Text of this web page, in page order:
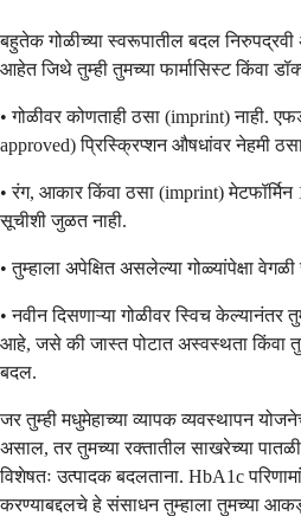
बहुतेक गोळीच्या स्वरूपातील बदल निरुपद्रवी
आहेत जिथे तुम्ही तुमच्या फार्मासिस्ट किंवा
• गोळीवर कोणताही ठसा (imprint) नाही.
approved) प्रिस्क्रिप्शन औषधांवर नेहमी
• रंग, आकार किंवा ठसा (imprint) मेटफॉर्मिन
सूचीशी जुळत नाही.
• तुम्हाला अपेक्षित असलेल्या गोळ्यांपेक्षा
• नवीन दिसणाऱ्या गोळीवर स्विच केल्यानंतर
आहे, जसे की जास्त पोटात अस्वस्थता किंवा
बदल.
जर तुम्ही मधुमेहाच्या व्यापक व्यवस्थापन
असाल, तर तुमच्या रक्तातील साखरेच्या
विशेषतः उत्पादक बदलताना. HbA1c
करण्याबद्दलचे हे संसाधन तुम्हाला तुमच्या